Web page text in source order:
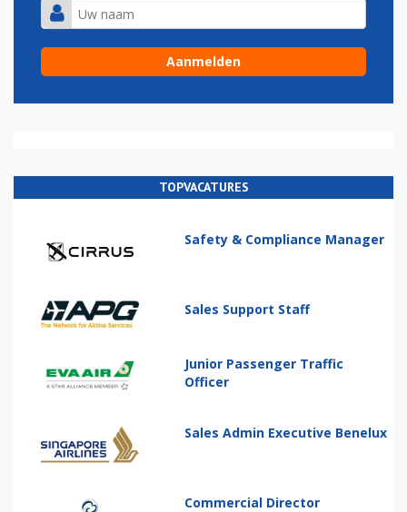
TOPVACATURES
Safety & Compliance Manager
Sales Support Staff
Junior Passenger Traffic
Officer
Sales Admin Executive Benelux
Commercial Director